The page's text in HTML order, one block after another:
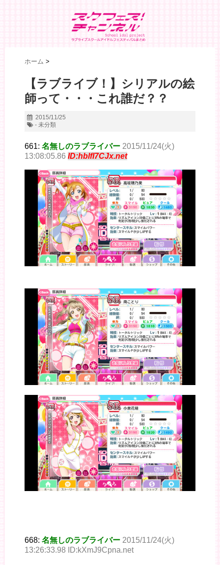
ホーム >
【ラブライブ！】シリアルの絵
師って・・・これ誰だ？？
2015/11/25
- 未分類
661: 名無しのラブライバー 2015/11/24(火)
13:08:05.86 ID:hblfI7CJx.net
668: 名無しのラブライバー 2015/11/24(火)
13:26:33.98 ID:kXmJ9Cpna.net